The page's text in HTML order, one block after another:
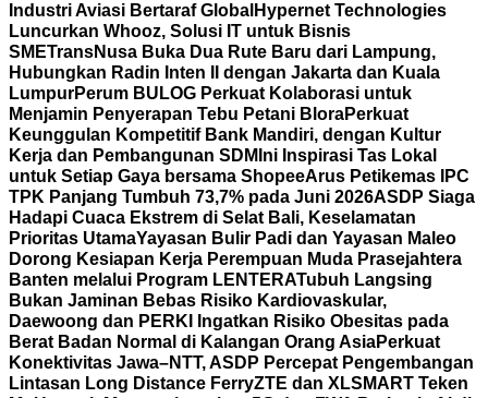
Industri Aviasi Bertaraf Global Hypernet Technologies
Luncurkan Whooz, Solusi IT untuk Bisnis
SMETransNusa Buka Dua Rute Baru dari Lampung,
Hubungkan Radin Inten II dengan Jakarta dan Kuala
LumpurPerum BULOG Perkuat Kolaborasi untuk
Menjamin Penyerapan Tebu Petani BloraPerkuat
Keunggulan Kompetitif Bank Mandiri, dengan Kultur
Kerja dan Pembangunan SDM Ini Inspirasi Tas Lokal
untuk Setiap Gaya bersama ShopeeArus Petikemas IPC
TPK Panjang Tumbuh 73,7% pada Juni 2026ASDP Siaga
Hadapi Cuaca Ekstrem di Selat Bali, Keselamatan
Prioritas UtamaYayasan Bulir Padi dan Yayasan Maleo
Dorong Kesiapan Kerja Perempuan Muda Prasejahtera
Banten melalui Program LENTERATubuh Langsing
Bukan Jaminan Bebas Risiko Kardiovaskular,
Daewoong dan PERKI Ingatkan Risiko Obesitas pada
Berat Badan Normal di Kalangan Orang AsiaPerkuat
Konektivitas Jawa–NTT, ASDP Percepat Pengembangan
Lintasan Long Distance FerryZTE dan XLSMART Teken